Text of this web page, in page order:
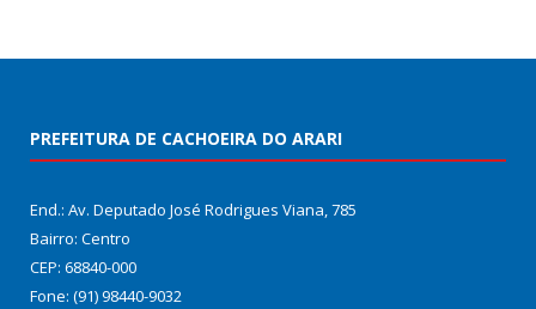
PREFEITURA DE CACHOEIRA DO ARARI
End.: Av. Deputado José Rodrigues Viana, 785
Bairro: Centro
CEP: 68840-000
Fone: (91) 98440-9032